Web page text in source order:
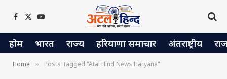
Facebook
X
(Twitter)
YouTube
होम भारत राज्य हरियाणा समाचार अंतराष्ट्रीय
Home » Posts Tagged "Atal Hind News Haryana"